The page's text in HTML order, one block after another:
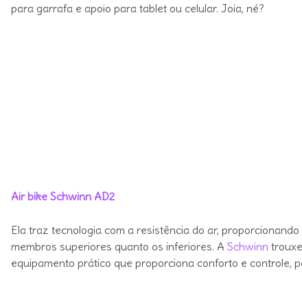
para garrafa e apoio para tablet ou celular. Joia, né?
Air bike Schwinn AD2
Ela traz tecnologia com a resistência do ar,
membros superiores quanto os inferiores. A Schwinn
equipamento prático que proporciona conforto e controle,